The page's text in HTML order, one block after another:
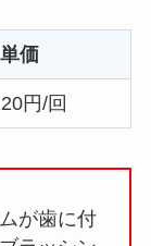
単価
円/回
が歯に付